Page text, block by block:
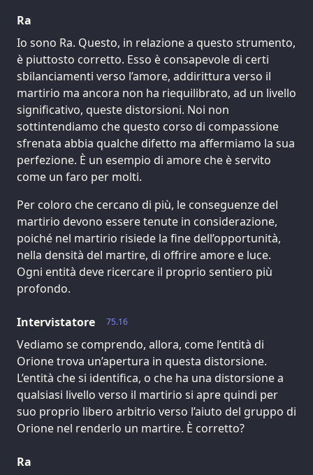
Ra
Io sono Ra. Questo, in relazione a questo strumento,
è piuttosto corretto. Esso è consapevole di certi
sbilanciamenti verso l’amore, addirittura verso il
martirio ma ancora non ha riequilibrato, ad un livello
significativo, queste distorsioni. Noi non
sottintendiamo che questo corso di compassione
sfrenata abbia qualche difetto ma affermiamo la sua
perfezione. È un esempio di amore che è servito
come un faro per molti.
Per coloro che cercano di più, le conseguenze del
martirio devono essere tenute in considerazione,
poiché nel martirio risiede la fine dell’opportunità,
nella densità del martire, di offrire amore e luce.
Ogni entità deve ricercare il proprio sentiero più
profondo.
75.16
Intervistatore
Vediamo se comprendo, allora, come l’entità di
Orione trova un’apertura in questa distorsione.
L’entità che si identifica, o che ha una distorsione a
qualsiasi livello verso il martirio si apre quindi per
suo proprio libero arbitrio verso l’aiuto del gruppo di
Orione nel renderlo un martire. È corretto?
Ra